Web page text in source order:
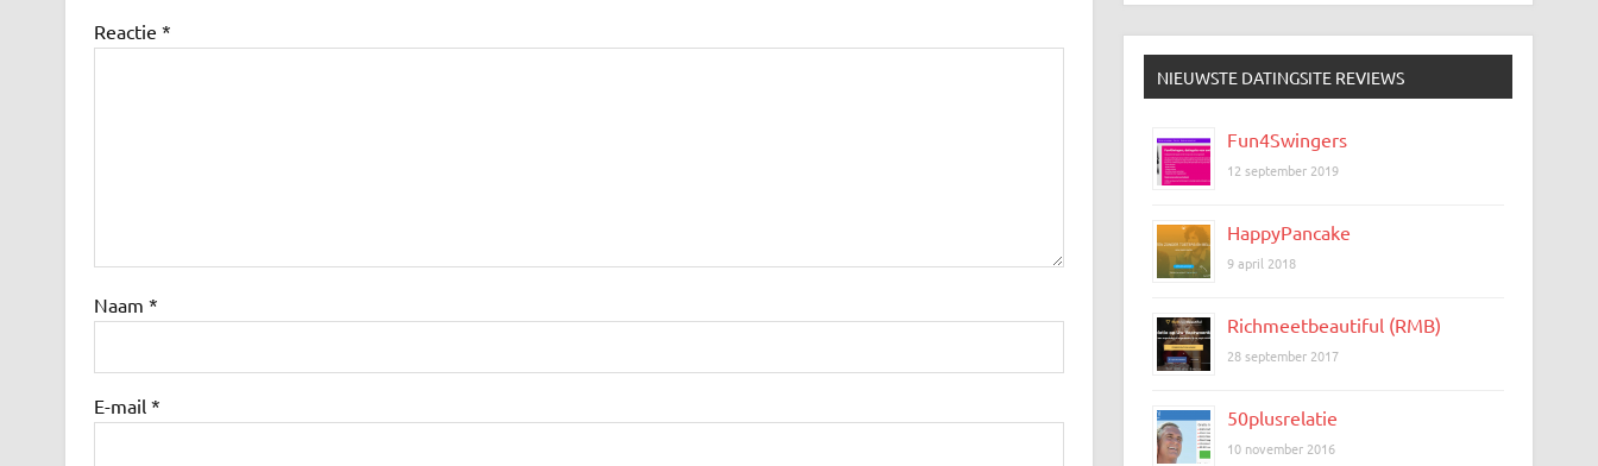
Reactie *
Naam *
E-mail *
NIEUWSTE DATINGSITE REVIEWS
Fun4Swingers
12 september 2019
HappyPancake
9 april 2018
Richmeetbeautiful (RMB)
28 september 2017
50plusrelatie
10 november 2016